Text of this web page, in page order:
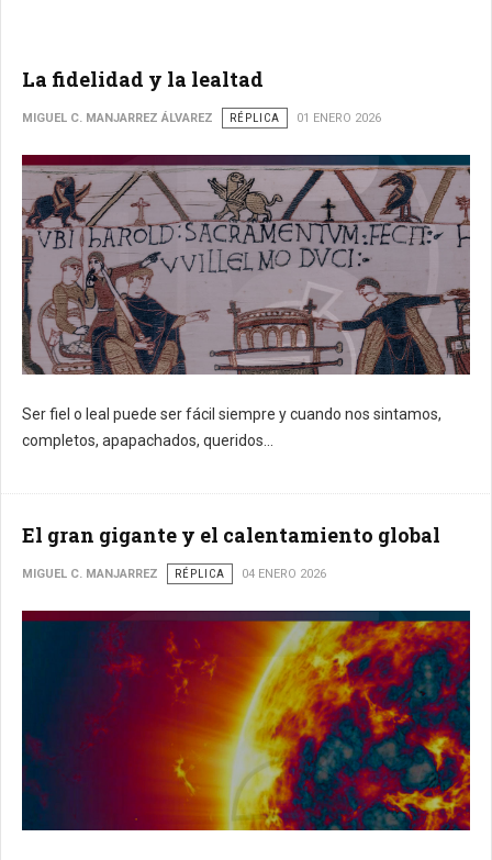
La fidelidad y la lealtad
MIGUEL C. MANJARREZ ÁLVAREZ RÉPLICA 01 ENERO 2026
Ser fiel o leal puede ser fácil siempre y cuando nos sintamos,
completos, apapachados, queridos...
El gran gigante y el calentamiento global
MIGUEL C. MANJARREZ RÉPLICA 04 ENERO 2026